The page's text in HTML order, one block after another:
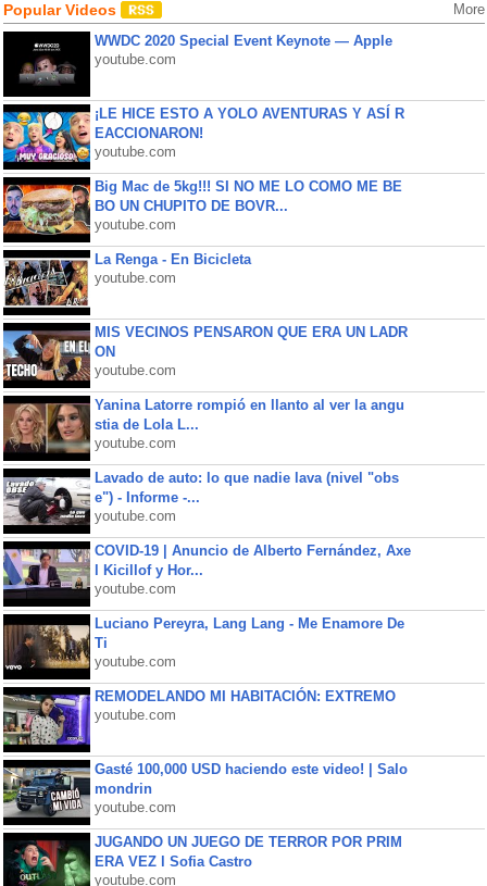
Popular Videos More
WWDC 2020 Special Event Keynote — Apple
youtube.com
¡LE HICE ESTO A YOLO AVENTURAS Y ASÍ R
EACCIONARON!
youtube.com
Big Mac de 5kg!!! SI NO ME LO COMO ME BE
BO UN CHUPITO DE BOVR...
youtube.com
La Renga - En Bicicleta
youtube.com
MIS VECINOS PENSARON QUE ERA UN LADR
ON
youtube.com
Yanina Latorre rompió en llanto al ver la angu
stia de Lola L...
youtube.com
Lavado de auto: lo que nadie lava (nivel "obs
e") - Informe -...
youtube.com
COVID-19 | Anuncio de Alberto Fernández, Axe
l Kicillof y Hor...
youtube.com
Luciano Pereyra, Lang Lang - Me Enamore De
Ti
youtube.com
REMODELANDO MI HABITACIÓN: EXTREMO
youtube.com
Gasté 100,000 USD haciendo este video! | Salo
mondrin
youtube.com
JUGANDO UN JUEGO DE TERROR POR PRIM
ERA VEZ l Sofia Castro
youtube.com